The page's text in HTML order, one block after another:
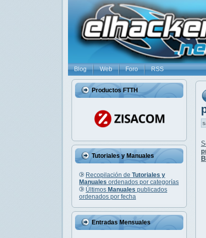
Blog Web Foro RSS
Productos FTTH
Tutoriales y Manuales
Recopilación de Tutoriales y
Manuales ordenados por categorías
Últimos Manuales publicados
ordenados por fecha
Entradas Mensuales